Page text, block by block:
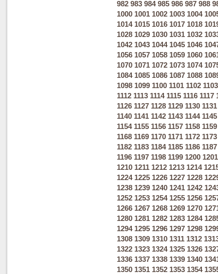
982 983 984 985 986 987 988
1000 1001 1002 1003 1004
1014 1015 1016 1017 1018
1028 1029 1030 1031 1032
1042 1043 1044 1045 1046
1056 1057 1058 1059 1060
1070 1071 1072 1073 1074
1084 1085 1086 1087 1088
1098 1099 1100 1101 1102 1103
1112 1113 1114 1115 1116 1117
1126 1127 1128 1129 1130 1131
1140 1141 1142 1143 1144 1145
1154 1155 1156 1157 1158 1159
1168 1169 1170 1171 1172 1173
1182 1183 1184 1185 1186 1187
1196 1197 1198 1199 1200 1201
1210 1211 1212 1213 1214
1224 1225 1226 1227 1228
1238 1239 1240 1241 1242
1252 1253 1254 1255 1256
1266 1267 1268 1269 1270
1280 1281 1282 1283 1284
1294 1295 1296 1297 1298
1308 1309 1310 1311 1312
1322 1323 1324 1325 1326
1336 1337 1338 1339 1340
1350 1351 1352 1353 1354